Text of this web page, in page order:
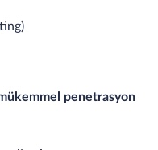
penetrasyon